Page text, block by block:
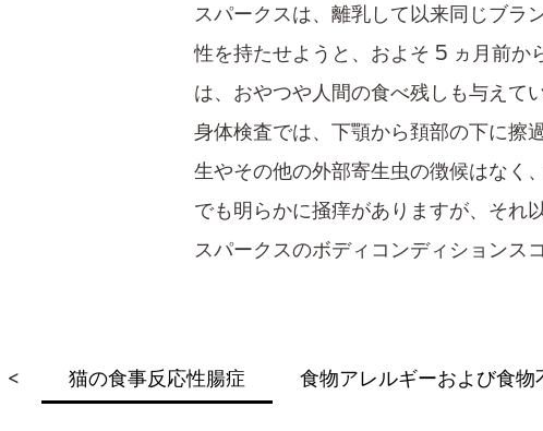
スパークスは、離乳して以来同じブラ
性を持たせようと、およそ 5 ヵ月前か
は、おやつや人間の食べ残しも与えて
身体検査では、下顎から頚部の下に擦
生やその他の外部寄生虫の徴候はなく
でも明らかに掻痒がありますが、それ
スパークスのボディコンディションス
< 猫の食事反応性腸症 食物アレルギーおよび食物